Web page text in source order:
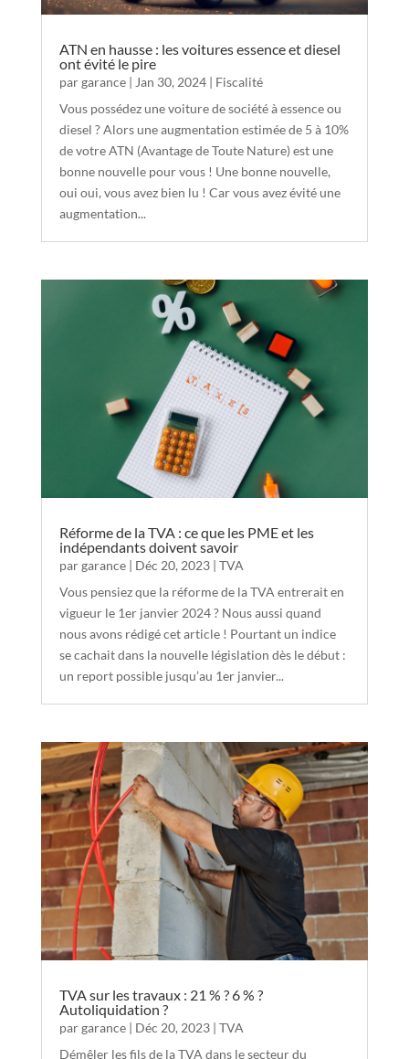
ATN en hausse : les voitures essence et diesel
ont évité le pire
pargarance| Jan 30, 2024| Fiscalité
Vous possédez une voiture de société à essence ou
diesel ? Alors une augmentation estimée de 5 à 10%
de votre ATN (Avantage de Toute Nature) est une
bonne nouvelle pour vous ! Une bonne nouvelle,
oui oui, vous avez bien lu ! Car vous avez évité une
augmentation...
Réforme de la TVA : ce que les PME et les
indépendants doivent savoir
pargarance| Déc 20, 2023| TVA
Vous pensiez que la réforme de la TVA entrerait en
vigueur le 1er janvier 2024 ? Nous aussi quand
nous avons rédigé cet article ! Pourtant un indice
se cachait dans la nouvelle législation dès le début :
un report possible jusqu’au 1er janvier...
TVA sur les travaux : 21 % ? 6 % ?
Autoliquidation ?
pargarance| Déc 20, 2023| TVA
Démêler les fils de la TVA dans le secteur du